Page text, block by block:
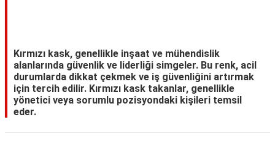
Kırmızı kask, genellikle inşaat ve mühendislik
alanlarında güvenlik ve liderliği simgeler. Bu renk, acil
durumlarda dikkat çekmek ve iş güvenliğini artırmak
için tercih edilir. Kırmızı kask takanlar, genellikle
yönetici veya sorumlu pozisyondaki kişileri temsil
eder.